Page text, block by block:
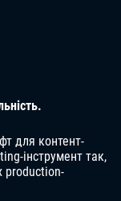
для контент-
інструмент так,
production-